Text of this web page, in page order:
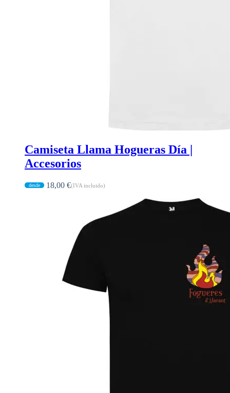
Camiseta Llama Hogueras Día |
Accesorios
18,00 €(IVA incluido)